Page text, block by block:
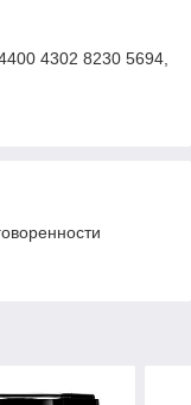
4302 8230 5694,